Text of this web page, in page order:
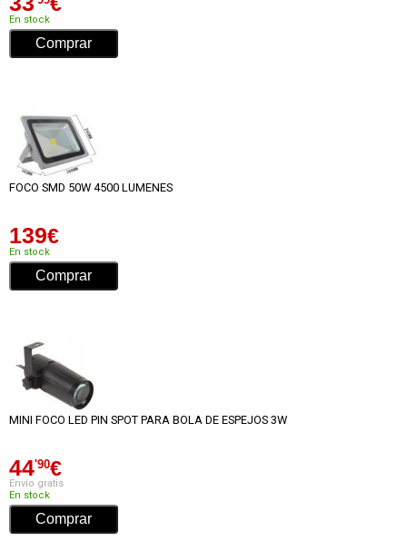
En stock
FOCO SMD 50W 4500 LUMENES
139€
En stock
MINI FOCO LED PIN SPOT PARA BOLA DE ESPEJOS 3W
44'90€
Envío gratis
En stock